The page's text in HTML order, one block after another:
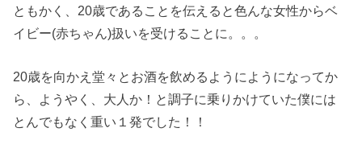
ともかく、20歳であることを伝えると色んな女性からベ
イビー(赤ちゃん)扱いを受けることに。。。
20歳を向かえ堂々とお酒を飲めるようにようになってか
ら、ようやく、大人か！と調子に乗りかけていた僕には
とんでもなく重い１発でした！！